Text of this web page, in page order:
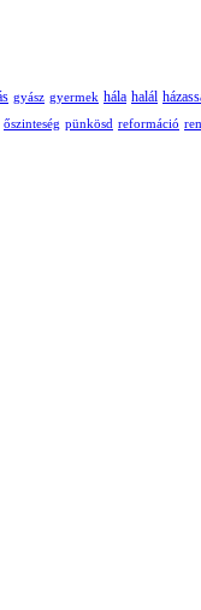
gyász gyermek hála halál
őszinteség pünkösd reformáció